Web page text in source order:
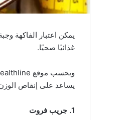
يمكن اعتبار الفاكهة
غذائيًا صحيًا.
يساعد على إنقاص
1. جريب فروت